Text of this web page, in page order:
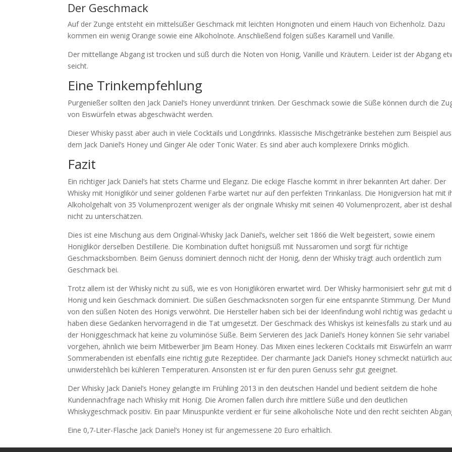
Der Geschmack
Auf der Zunge entsteht ein mittelsüßer Geschmack mit leichten Honignoten und einem Hauch von Eichenholz. Dazu
kommen ein wenig Orange sowie eine Alkoholnote. Anschließend folgen süßes Karamell und Vanille.
Der mittellange Abgang ist trocken und süß durch die Noten von Honig, Vanille und Kräutern. Leider ist der Abgang
seicht.
Eine Trinkempfehlung
Purgenießer sollten den Jack Daniel’s Honey unverdünnt trinken. Der Geschmack sowie die Süße können durch die
von Eiswürfeln etwas abgeschwächt werden.
Dieser Whisky passt aber auch in viele Cocktails und Longdrinks. Klassische Mischgetränke bestehen zum Beispiel aus
dem Jack Daniel’s Honey und Ginger Ale oder Tonic Water. Es sind aber auch komplexere Drinks möglich.
Fazit
Ein richtiger Jack Daniel’s hat stets Charme und Eleganz. Die eckige Flasche kommt in ihrer bekannten Art daher. Der
Whisky mit Honiglikör und seiner goldenen Farbe wartet nur auf den perfekten Trinkanlass. Die Honigversion hat mit
Alkoholgehalt von 35 Volumenprozent weniger als der originale Whisky mit seinen 40 Volumenprozent, aber ist
nicht zu unterschätzen.
Dies ist eine Mischung aus dem Original-Whisky Jack Daniel’s, welcher seit 1866 die Welt begeistert, sowie einem
Honiglikör derselben Destillerie. Die Kombination duftet honigsüß mit Nussaromen und sorgt für richtige
Geschmacksbomben. Beim Genuss dominiert dennoch nicht der Honig, denn der Whisky trägt auch ordentlich zum
Geschmack bei.
Trotz allem ist der Whisky nicht zu süß, wie es von Honiglikören erwartet wird. Der Whisky harmonisiert sehr gut mit
Honig und kein Geschmack dominiert. Die süßen Geschmacksnoten sorgen für eine entspannte Stimmung. Der Mund
von den süßen Noten des Honigs verwöhnt. Die Hersteller haben sich bei der Ideenfindung wohl richtig was gedacht
haben diese Gedanken hervorragend in die Tat umgesetzt. Der Geschmack des Whiskys ist keinesfalls zu stark und
der Honiggeschmack hat keine zu voluminöse Süße. Beim Servieren des Jack Daniel’s Honey können Sie sehr variabel
vorgehen, ähnlich wie beim Mitbewerber Jim Beam Honey. Das Mixen eines leckeren Cocktails mit Eiswürfeln an
Sommerabenden ist ebenfalls eine richtig gute Rezeptidee. Der charmante Jack Daniel’s Honey schmeckt natürlich
unwiderstehlich bei kühleren Temperaturen. Ansonsten ist er für den puren Genuss sehr gut geeignet.
Der Whisky Jack Daniel’s Honey gelangte im Frühling 2013 in den deutschen Handel und bedient seitdem die hohe
Kundennachfrage nach Whisky mit Honig. Die Aromen fallen durch ihre mittlere Süße und den deutlichen
Whiskygeschmack positiv. Ein paar Minuspunkte verdient er für seine alkoholische Note und den recht seichten
Eine 0,7-Liter-Flasche Jack Daniel’s Honey ist für angemessene 20 Euro erhältlich.